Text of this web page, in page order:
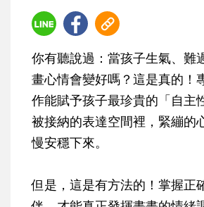
你有聽說過：當孩子生氣、難
畫心情會變好嗎？這是真的！
作能賦予孩子最珍貴的「自主
被接納的表達空間裡，緊繃的
慢安穩下來。
但是，這是有方法的！掌握正